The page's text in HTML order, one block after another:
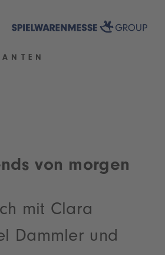
von morgen
mit Clara
Dammler und